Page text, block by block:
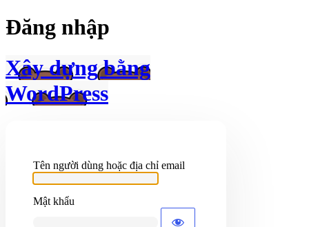
Đăng nhập
Xây dựng bằng
WordPress
Tên người dùng hoặc địa chỉ email
Mật khẩu